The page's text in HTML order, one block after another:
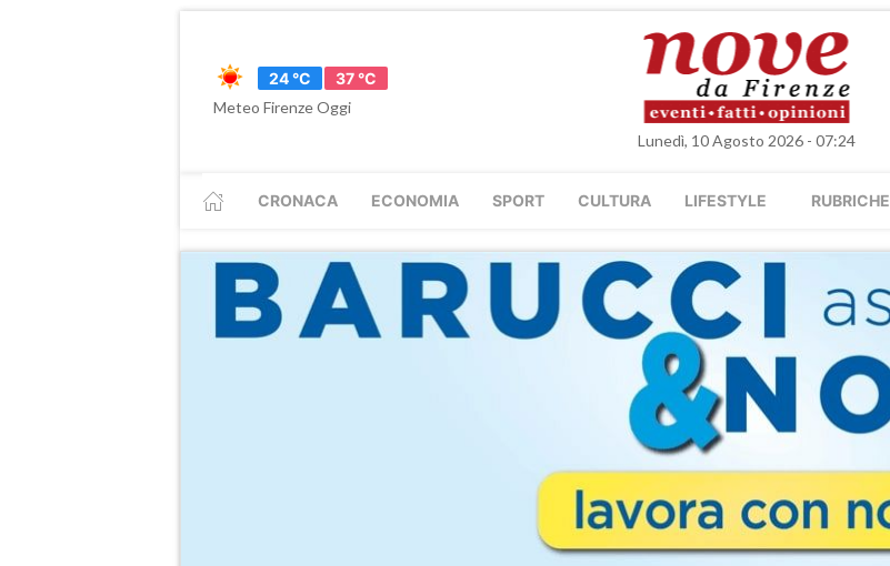
24 °C
37 °C
Meteo Firenze Oggi
Lunedì, 10 Agosto 2026 - 07:24
CRONACA ECONOMIA SPORT CULTURA LIFESTYLE RUBRICHE